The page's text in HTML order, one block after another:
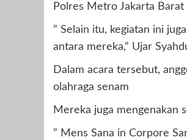
Polres Metro Jakarta Barat
” Selain itu, kegiatan ini
antara mereka,” Ujar
Dalam acara tersebut,
olahraga senam
Mereka juga mengenakan
” Mens Sana in Corpore